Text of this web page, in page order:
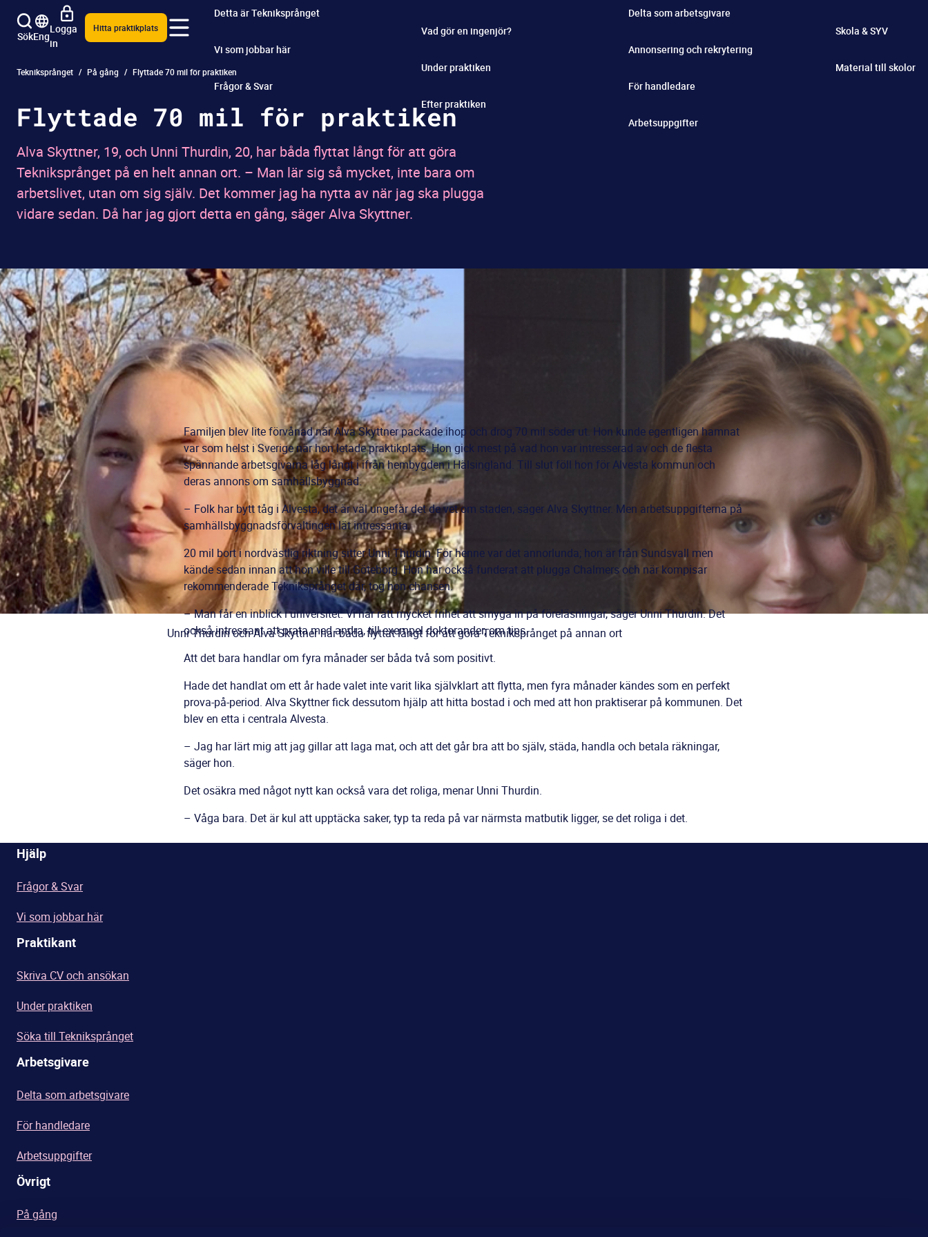
SökEng
Logga
in
Hitta praktikplats
Detta är Tekniksprånget
Vi som jobbar här
Frågor & Svar
Vad gör en ingenjör?
Under praktiken
Efter praktiken
Delta som arbetsgivare
Annonsering och rekrytering
För handledare
Arbetsuppgifter
Skola & SYV
Material till skolor
Tekniksprånget På gång Flyttade 70 mil för praktiken
Flyttade 70 mil för praktiken
Alva Skyttner, 19, och Unni Thurdin, 20, har båda flyttat långt för att göra
Tekniksprånget på en helt annan ort. – Man lär sig så mycket, inte bara om
arbetslivet, utan om sig själv. Det kommer jag ha nytta av när jag ska plugga
vidare sedan. Då har jag gjort detta en gång, säger Alva Skyttner.
Unni Thurdin och Alva Skyttner har båda flyttat långt för att göra Tekniksprånget på annan ort
Familjen blev lite förvånad när Alva Skyttner packade ihop och drog 70 mil söder ut. Hon kunde egentligen hamnat
var som helst i Sverige när hon letade praktikplats. Hon gick mest på vad hon var intresserad av och de flesta
spännande arbetsgivarna låg långt i ifrån hembygden i Hälsingland. Till slut föll hon för Alvesta kommun och
deras annons om samhällsbyggnad.
– Folk har bytt tåg i Alvesta, det är väl ungefär det de vet om staden, säger Alva Skyttner. Men arbetsuppgifterna på
samhällsbyggnadsförvaltingen lät intressanta.
20 mil bort i nordvästlig riktning sitter Unni Thurdin. För henne var det annorlunda; hon är från Sundsvall men
kände sedan innan att hon ville till Göteborg. Hon har också funderat att plugga Chalmers och när kompisar
rekommenderade Tekniksprånget där, tog hon chansen.
– Man får en inblick i universitet. Vi har rätt mycket frihet att smyga in på föreläsningar, säger Unni Thurdin. Det
också intressant att prata med andra, till exempel doktorander, om tips.
Att det bara handlar om fyra månader ser båda två som positivt.
Hade det handlat om ett år hade valet inte varit lika självklart att flytta, men fyra månader kändes som en perfekt
prova-på-period. Alva Skyttner fick dessutom hjälp att hitta bostad i och med att hon praktiserar på kommunen. Det
blev en etta i centrala Alvesta.
– Jag har lärt mig att jag gillar att laga mat, och att det går bra att bo själv, städa, handla och betala räkningar,
säger hon.
Det osäkra med något nytt kan också vara det roliga, menar Unni Thurdin.
– Våga bara. Det är kul att upptäcka saker, typ ta reda på var närmsta matbutik ligger, se det roliga i det.
Hjälp
Frågor & Svar
Vi som jobbar här
Praktikant
Skriva CV och ansökan
Under praktiken
Söka till Tekniksprånget
Arbetsgivare
Delta som arbetsgivare
För handledare
Arbetsuppgifter
Övrigt
På gång